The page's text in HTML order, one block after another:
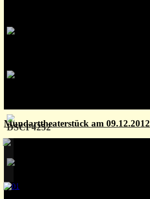
Mundarttheaterstück am 09.12.2012